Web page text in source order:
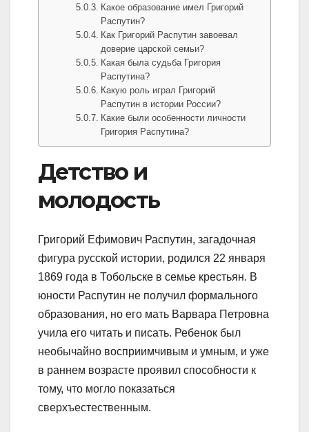
Какое образование имел Григорий
Распутин?
Как Григорий Распутин завоевал
доверие царской семьи?
Какая была судьба Григория
Распутина?
Какую роль играл Григорий
Распутин в истории России?
Какие были особенности личности
Григория Распутина?
Детство и
молодость
Григорий Ефимович Распутин, загадочная
фигура русской истории, родился 22 января
1869 года в Тобольске в семье крестьян. В
юности Распутин не получил формального
образования, но его мать Варвара Петровна
учила его читать и писать. Ребенок был
необычайно восприимчивым и умным, и уже
в раннем возрасте проявил способности к
тому, что могло показаться
сверхъестественным.